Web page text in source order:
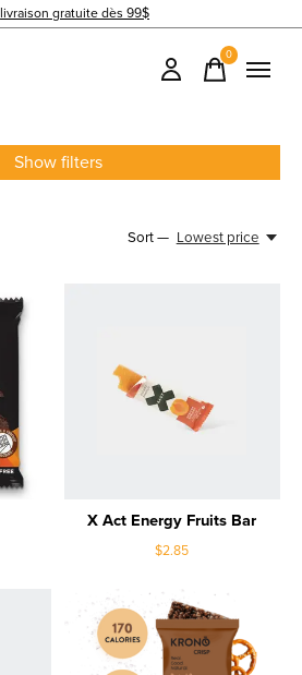
livraison gratuite dès 99$
0items
Show filters
Sort — Lowest price
X Act Energy Fruits Bar
$2.85